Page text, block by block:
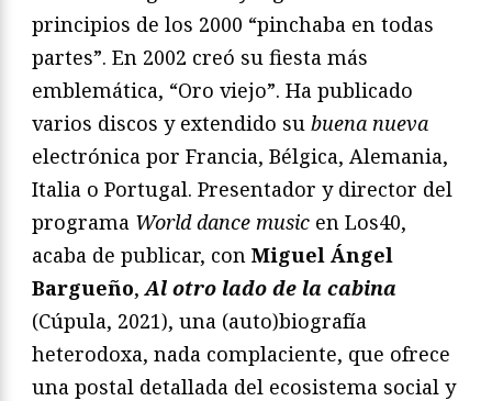
principios de los 2000 “pinchaba en todas
partes”. En 2002 creó su fiesta más
emblemática, “Oro viejo”. Ha publicado
varios discos y extendido su buena nueva
electrónica por Francia, Bélgica, Alemania,
Italia o Portugal. Presentador y director del
programa World dance music en Los40,
acaba de publicar, con Miguel Ángel
Bargueño, Al otro lado de la cabina
(Cúpula, 2021), una (auto)biografía
heterodoxa, nada complaciente, que ofrece
una postal detallada del ecosistema social y